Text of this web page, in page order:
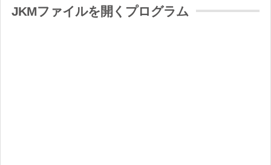
JKMファイルを開くプログラム